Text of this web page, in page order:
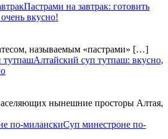
Пастрами на завтрак: готовить
вкусно!
называемым «пастрами» […]
Алтайский суп тутпаш: вкусно,
нынешние просторы Алтая,
Суп минестроне по-